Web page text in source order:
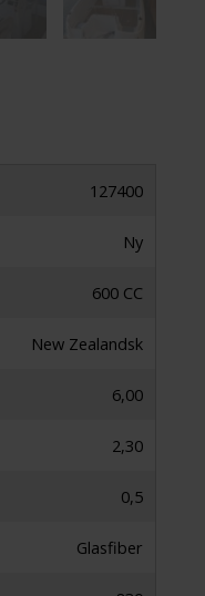
127400
Ny
600 CC
New Zealandsk
6,00
2,30
0,5
Glasfiber